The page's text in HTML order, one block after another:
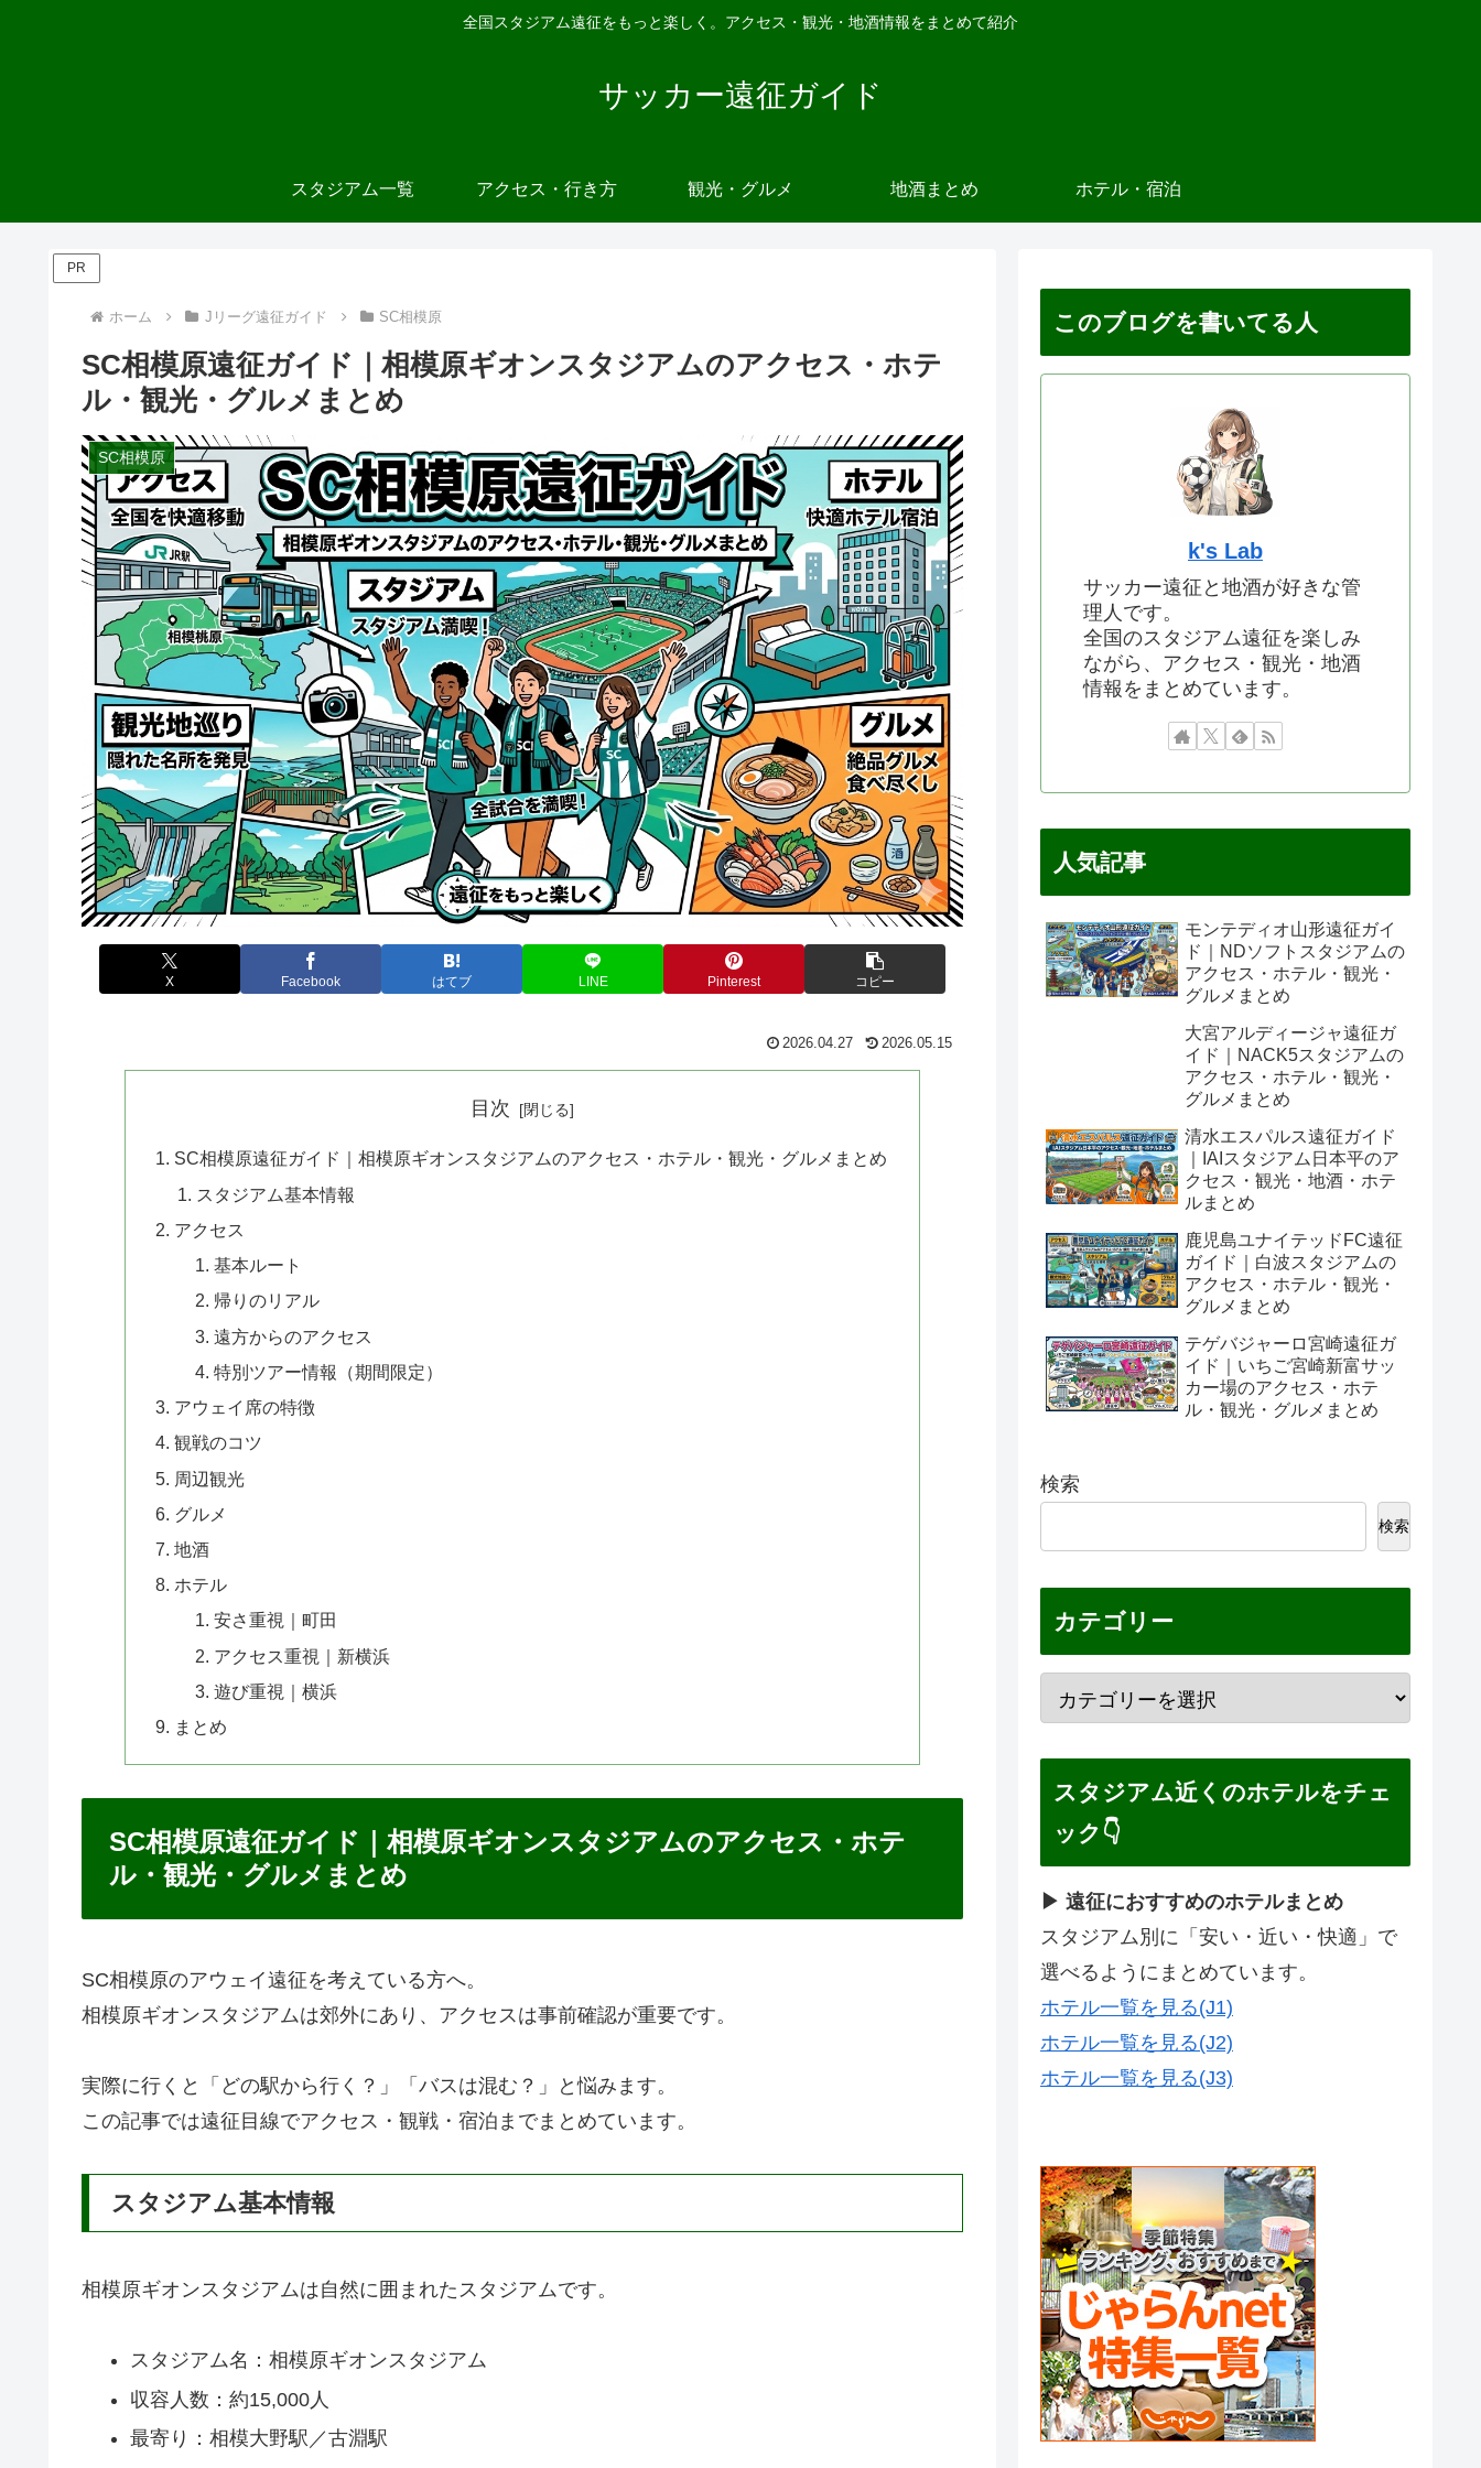
全国スタジアム遠征をもっと楽しく。アクセス・観光・地酒情報をまとめて紹介
サッカー遠征ガイド
スタジアム一覧 アクセス・行き方 観光・グルメ 地酒まとめ ホテル・宿泊
PR
ホーム Jリーグ遠征ガイド SC相模原
SC相模原遠征ガイド｜相模原ギオンスタジアムのアクセス・ホテ
ル・観光・グルメまとめ
SC相模原
X Facebook はてブ LINE Pinterest コピー
2026.04.27 2026.05.15
目次
SC相模原遠征ガイド｜相模原ギオンスタジアムのアクセス・ホテル・観光・グルメまとめ
スタジアム基本情報
アクセス
基本ルート
帰りのリアル
遠方からのアクセス
特別ツアー情報（期間限定）
アウェイ席の特徴
観戦のコツ
周辺観光
グルメ
地酒
ホテル
安さ重視｜町田
アクセス重視｜新横浜
遊び重視｜横浜
まとめ
SC相模原遠征ガイド｜相模原ギオンスタジアムのアクセス・ホテ
ル・観光・グルメまとめ
SC相模原のアウェイ遠征を考えている方へ。
相模原ギオンスタジアムは郊外にあり、アクセスは事前確認が重要です。
実際に行くと「どの駅から行く？」「バスは混む？」と悩みます。
この記事では遠征目線でアクセス・観戦・宿泊までまとめています。
スタジアム基本情報
相模原ギオンスタジアムは自然に囲まれたスタジアムです。
スタジアム名：相模原ギオンスタジアム
収容人数：約15,000人
最寄り：相模大野駅／古淵駅
このブログを書いてる人
k's Lab
サッカー遠征と地酒が好きな管
理人です。
全国のスタジアム遠征を楽しみ
ながら、アクセス・観光・地酒
情報をまとめています。
人気記事
モンテディオ山形遠征ガイ
ド｜NDソフトスタジアムの
アクセス・ホテル・観光・
グルメまとめ
大宮アルディージャ遠征ガ
イド｜NACK5スタジアムの
アクセス・ホテル・観光・
グルメまとめ
清水エスパルス遠征ガイド
｜IAIスタジアム日本平のア
クセス・観光・地酒・ホテ
ルまとめ
鹿児島ユナイテッドFC遠征
ガイド｜白波スタジアムの
アクセス・ホテル・観光・
グルメまとめ
テゲバジャーロ宮崎遠征ガ
イド｜いちご宮崎新富サッ
カー場のアクセス・ホテ
ル・観光・グルメまとめ
検索
検索
カテゴリー
スタジアム近くのホテルをチェ
ック👇
▶ 遠征におすすめのホテルまとめ
スタジアム別に「安い・近い・快適」で
選べるようにまとめています。
ホテル一覧を見る(J1)
ホテル一覧を見る(J2)
ホテル一覧を見る(J3)